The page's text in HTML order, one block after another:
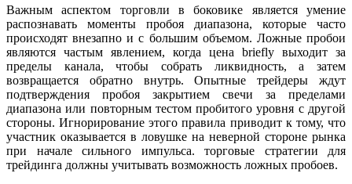
Важным аспектом торговли в боковике является умение
распознавать моменты пробоя диапазона, которые часто
происходят внезапно и с большим объемом. Ложные пробои
являются частым явлением, когда цена briefly выходит за
пределы канала, чтобы собрать ликвидность, а затем
возвращается обратно внутрь. Опытные трейдеры ждут
подтверждения пробоя закрытием свечи за пределами
диапазона или повторным тестом пробитого уровня с другой
стороны. Игнорирование этого правила приводит к тому, что
участник оказывается в ловушке на неверной стороне рынка
при начале сильного импульса. торговые стратегии для
трейдинга должны учитывать возможность ложных пробоев.